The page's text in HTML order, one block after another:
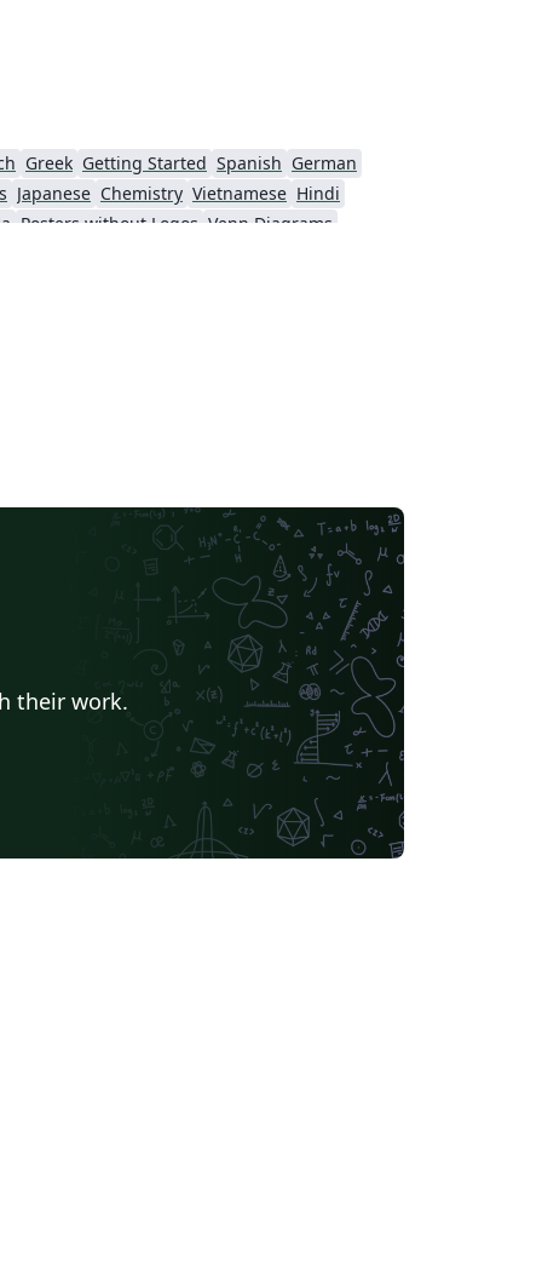
Greek Getting Started Spanish German
Japanese Chemistry Vietnamese Hindi
Posters without Logos Venn Diagrams
their work.